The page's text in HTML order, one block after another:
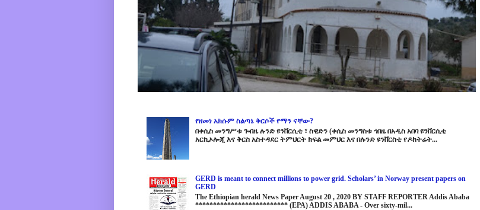
የዘመነ አክሱም ስልጣኔ ቅርሶች የማን ናቸው?
በቀሲስ መንግሥቱ ጐበዜ ሉንድ ዩንቨርሲቲ ፣ ስዊድን (ቀሲስ መንግስቱ ጎበዜ በአዲስ አበባ ዩንቨርሲቲ
አርኪኦሎጂ እና ቅርስ አስተዳደር ትምህርት ክፍል መምህር እና በሉንድ ዩንቨርስቲ የዶክትሬት...
GERD is meant to connect millions to power grid. Scholars’ in Norway present papers on
GERD
The Ethiopian herald News Paper August 20 , 2020 BY STAFF REPORTER Addis Ababa
************************** (EPA) ADDIS ABABA - Over sixty-mil...